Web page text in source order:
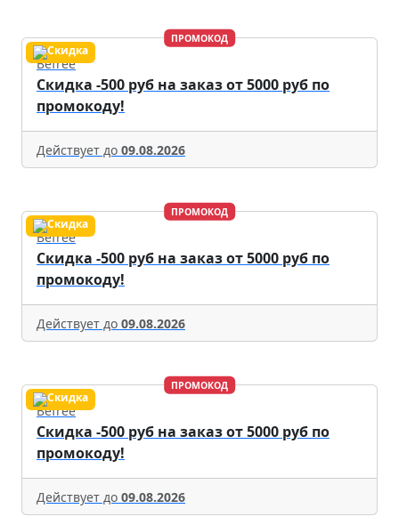
ПРОМОКОД
Befree
Скидка -500 руб на заказ от 5000 руб по
промокоду!
Действует до 09.08.2026
ПРОМОКОД
Befree
Скидка -500 руб на заказ от 5000 руб по
промокоду!
Действует до 09.08.2026
ПРОМОКОД
Befree
Скидка -500 руб на заказ от 5000 руб по
промокоду!
Действует до 09.08.2026